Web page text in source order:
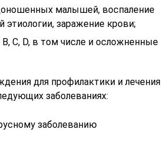
малышей, воспаление
этиологии, заражение крови;
C, D, в том числе и осложненные
для профилактики и лечения
заболеваниях:
заболеванию